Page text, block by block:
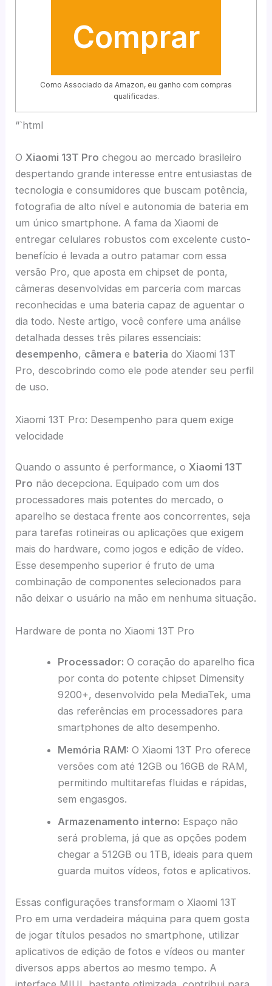
Comprar
Como Associado da Amazon, eu ganho com compras
qualificadas.
“`html
OXiaomi 13T Pro chegou ao mercado brasileiro
despertando grande interesse entre entusiastas de
tecnologia e consumidores que buscam potência,
fotografia de alto nível e autonomia de bateria em
um único smartphone. A fama da Xiaomi de
entregar celulares robustos com excelente custo-
benefício é levada a outro patamar com essa
versão Pro, que aposta em chipset de ponta,
câmeras desenvolvidas em parceria com marcas
reconhecidas e uma bateria capaz de aguentar o
dia todo. Neste artigo, você confere uma análise
detalhada desses três pilares essenciais:
desempenho, câmera e bateria do Xiaomi 13T
Pro, descobrindo como ele pode atender seu perfil
de uso.
Xiaomi 13T Pro: Desempenho para quem exige
velocidade
Quando o assunto é performance, oXiaomi 13T
Pro não decepciona. Equipado com um dos
processadores mais potentes do mercado, o
aparelho se destaca frente aos concorrentes, seja
para tarefas rotineiras ou aplicações que exigem
mais do hardware, como jogos e edição de vídeo.
Esse desempenho superior é fruto de uma
combinação de componentes selecionados para
não deixar o usuário na mão em nenhuma situação.
Hardware de ponta no Xiaomi 13T Pro
Processador: O coração do aparelho fica
por conta do potente chipset Dimensity
9200+, desenvolvido pela MediaTek, uma
das referências em processadores para
smartphones de alto desempenho.
Memória RAM: O Xiaomi 13T Pro oferece
versões com até 12GB ou 16GB de RAM,
permitindo multitarefas fluidas e rápidas,
sem engasgos.
Armazenamento interno: Espaço não
será problema, já que as opções podem
chegar a 512GB ou 1TB, ideais para quem
guarda muitos vídeos, fotos e aplicativos.
Essas configurações transformam o Xiaomi 13T
Pro em uma verdadeira máquina para quem gosta
de jogar títulos pesados no smartphone, utilizar
aplicativos de edição de fotos e vídeos ou manter
diversos apps abertos ao mesmo tempo. A